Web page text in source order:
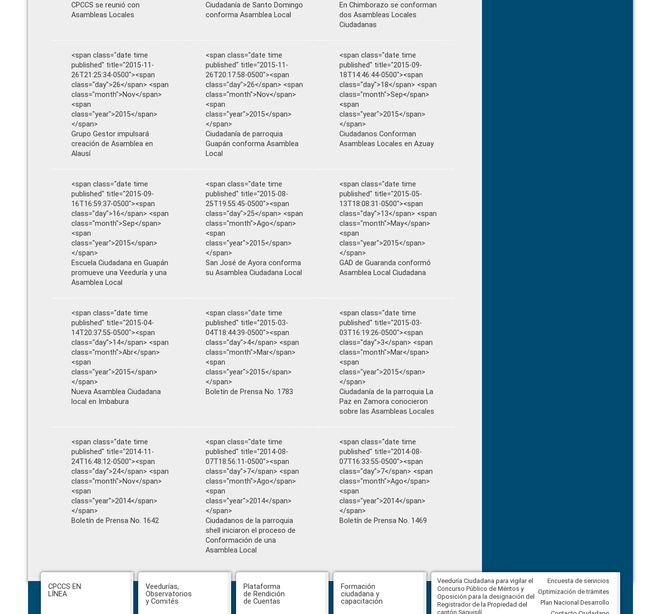
CPCCS se reunió con
Asambleas Locales
Ciudadanía de Santo Domingo
conforma Asamblea Local
En Chimborazo se conforman
dos Asambleas Locales
Ciudadanas
<span class="date time
published" title="2015-11-
26T21:25:34-0500"><span
class="day">26</span> <span
class="month">Nov</span>
<span
class="year">2015</span>
</span>
Grupo Gestor impulsará
creación de Asamblea en
Alausí
<span class="date time
published" title="2015-11-
26T20:17:58-0500"><span
class="day">26</span> <span
class="month">Nov</span>
<span
class="year">2015</span>
</span>
Ciudadanía de parroquia
Guapán conforma Asamblea
Local
<span class="date time
published" title="2015-09-
18T14:46:44-0500"><span
class="day">18</span> <span
class="month">Sep</span>
<span
class="year">2015</span>
</span>
Ciudadanos Conforman
Asambleas Locales en Azuay
<span class="date time
published" title="2015-09-
16T16:59:37-0500"><span
class="day">16</span> <span
class="month">Sep</span>
<span
class="year">2015</span>
</span>
Escuela Ciudadana en Guapán
promueve una Veeduría y una
Asamblea Local
<span class="date time
published" title="2015-08-
25T19:55:45-0500"><span
class="day">25</span> <span
class="month">Ago</span>
<span
class="year">2015</span>
</span>
San José de Ayora conforma
su Asamblea Ciudadana Local
<span class="date time
published" title="2015-05-
13T18:08:31-0500"><span
class="day">13</span> <span
class="month">May</span>
<span
class="year">2015</span>
</span>
GAD de Guaranda conformó
Asamblea Local Ciudadana
<span class="date time
published" title="2015-04-
14T20:37:55-0500"><span
class="day">14</span> <span
class="month">Abr</span>
<span
class="year">2015</span>
</span>
Nueva Asamblea Ciudadana
local en Imbabura
<span class="date time
published" title="2015-03-
04T18:44:39-0500"><span
class="day">4</span> <span
class="month">Mar</span>
<span
class="year">2015</span>
</span>
Boletín de Prensa No. 1783
<span class="date time
published" title="2015-03-
03T16:19:26-0500"><span
class="day">3</span> <span
class="month">Mar</span>
<span
class="year">2015</span>
</span>
Ciudadanía de la parroquia La
Paz en Zamora conocieron
sobre las Asambleas Locales
<span class="date time
published" title="2014-11-
24T16:48:12-0500"><span
class="day">24</span> <span
class="month">Nov</span>
<span
class="year">2014</span>
</span>
Boletín de Prensa No. 1642
<span class="date time
published" title="2014-08-
07T18:56:11-0500"><span
class="day">7</span> <span
class="month">Ago</span>
<span
class="year">2014</span>
</span>
Ciudadanos de la parroquia
shell iniciaron el proceso de
Conformación de una
Asamblea Local
<span class="date time
published" title="2014-08-
07T16:33:55-0500"><span
class="day">7</span> <span
class="month">Ago</span>
<span
class="year">2014</span>
</span>
Boletín de Prensa No. 1469
Footer
CPCCS EN
LÍNEA
Veedurías,
Observatorios
y Comités
Plataforma
de Rendición
de Cuentas
Formación
ciudadana y
capacitación
CPCCS aprueba convocatoria a
Veeduría para designación de la
autoridad de la SOT
Veeduría Ciudadana para vigilar el
Concurso Público de Méritos y
Oposición para la designación del
Registrador de la Propiedad del
cantón Saquisilí
Veeduría Ciudadana para vigilar la
construcción del asfaltado de
Ballenita del cantón Santa Elena
Encuesta de servicios
Optimización de trámites
Plan Nacional Desarrollo